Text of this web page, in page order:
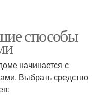
способы
начинается с
Выбрать средство